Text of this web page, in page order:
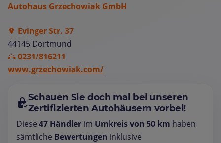
Autohaus Grzechowiak GmbH
Evinger Str. 37
44145 Dortmund
0231/816211
www.grzechowiak.com/
Schauen Sie doch mal bei unseren
Zertifizierten Autohäusern vorbei!
Diese 47 Händler im Umkreis von 50 km haben
sämtliche Bewertungen inklusive